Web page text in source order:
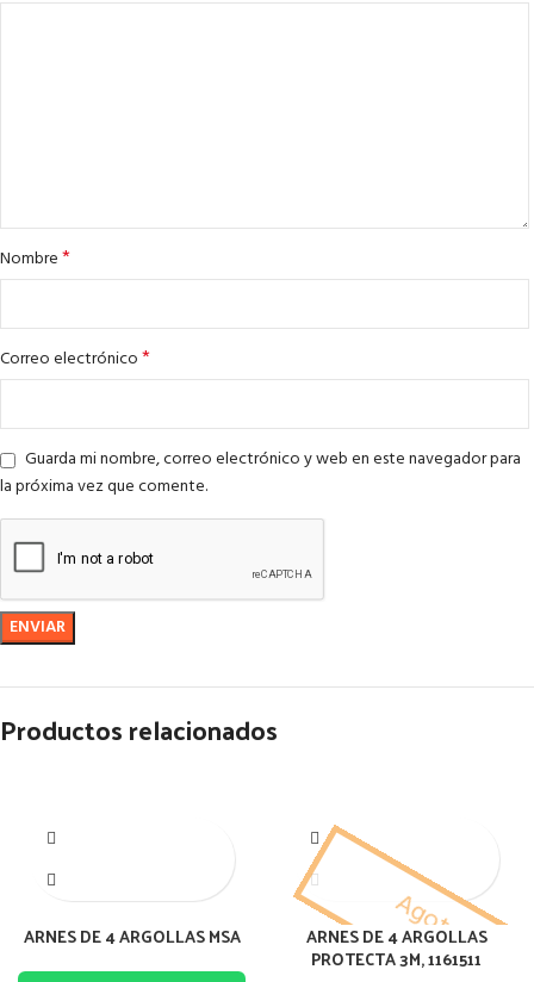
Nombre*
Correo electrónico*
Guarda mi nombre, correo electrónico y web en este navegador para
la próxima vez que comente.
Productos relacionados
ARNES DE 4 ARGOLLAS MSA Agotado
ARNES DE 4 ARGOLLAS
PROTECTA 3M, 1161511